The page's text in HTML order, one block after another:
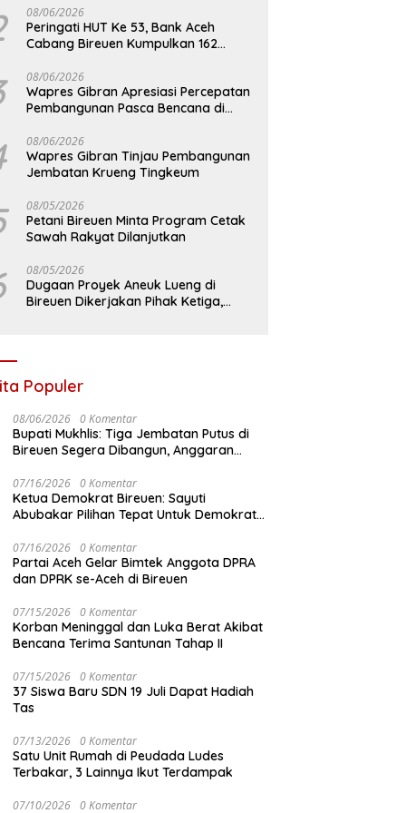
08/06/2026
Peringati HUT Ke 53, Bank Aceh
Cabang Bireuen Kumpulkan 162
08/06/2026
Wapres Gibran Apresiasi Percepatan
Pembangunan Pasca Bencana di
08/06/2026
Wapres Gibran Tinjau Pembangunan
Jembatan Krueng Tingkeum
08/05/2026
Petani Bireuen Minta Program Cetak
Sawah Rakyat Dilanjutkan
08/05/2026
Dugaan Proyek Aneuk Lueng di
Bireuen Dikerjakan Pihak Ketiga,
Populer
08/06/2026 0 Komentar
Bupati Mukhlis: Tiga Jembatan Putus di
Bireuen Segera Dibangun, Anggaran
07/16/2026 0 Komentar
Ketua Demokrat Bireuen: Sayuti
Abubakar Pilihan Tepat Untuk Demokrat
07/16/2026 0 Komentar
Partai Aceh Gelar Bimtek Anggota DPRA
dan DPRK se-Aceh di Bireuen
07/15/2026 0 Komentar
Korban Meninggal dan Luka Berat Akibat
Bencana Terima Santunan Tahap II
07/15/2026 0 Komentar
37 Siswa Baru SDN 19 Juli Dapat Hadiah
Tas
07/13/2026 0 Komentar
Satu Unit Rumah di Peudada Ludes
Terbakar, 3 Lainnya Ikut Terdampak
07/10/2026 0 Komentar